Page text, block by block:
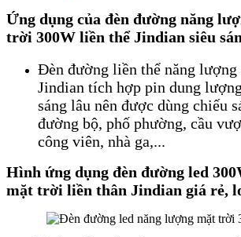
Ứng dụng của đèn đường năng
trời 300W liền thể Jindian siêu
Đèn đường liền thể năng
Jindian tích hợp pin dung
sáng lâu nên được dùng chiếu
đường bộ, phố phường, cầu
công viên, nhà ga,...
Hình ứng dụng đèn đường led
mặt trời liền thân Jindian giá rẻ,